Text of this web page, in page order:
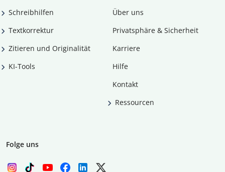
Schreibhilfen
Textkorrektur
Zitieren und Originalität
KI-Tools
Über uns
Privatsphäre & Sicherheit
Karriere
Hilfe
Kontakt
Ressourcen
Folge uns